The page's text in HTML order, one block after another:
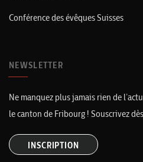
Conférence des évêques Suisses
NEWSLETTER
Ne manquez plus jamais rien de
le canton de Fribourg ! Souscrivez
INSCRIPTION